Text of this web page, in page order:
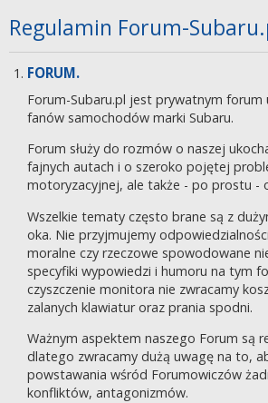
Regulamin Forum-
FORUM.
Forum-Subaru.pl jest prywatnym forum
fanów samochodów marki Subaru.
Forum służy do rozmów o naszej
fajnych autach i o szeroko pojętej
motoryzacyjnej, ale także - po prostu -
Wszelkie tematy często brane są z
oka. Nie przyjmujemy
moralne czy rzeczowe spowodowane
specyfiki wypowiedzi i humoru na tym
czyszczenie monitora nie zwracamy
zalanych klawiatur oraz prania spodni.
Ważnym aspektem naszego Forum są
dlatego zwracamy dużą uwagę na to,
powstawania wśród Forumowiczów
konfliktów, antagonizmów.